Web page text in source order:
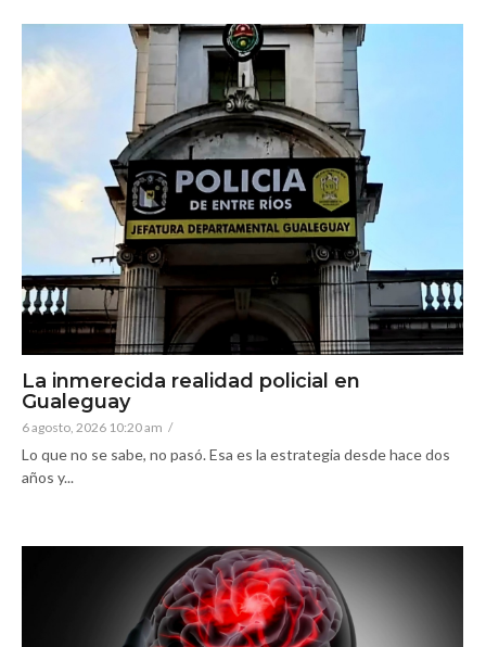
La inmerecida realidad policial en
Gualeguay
6 agosto, 2026 10:20 am /
Lo que no se sabe, no pasó. Esa es la estrategia desde hace dos
años y...